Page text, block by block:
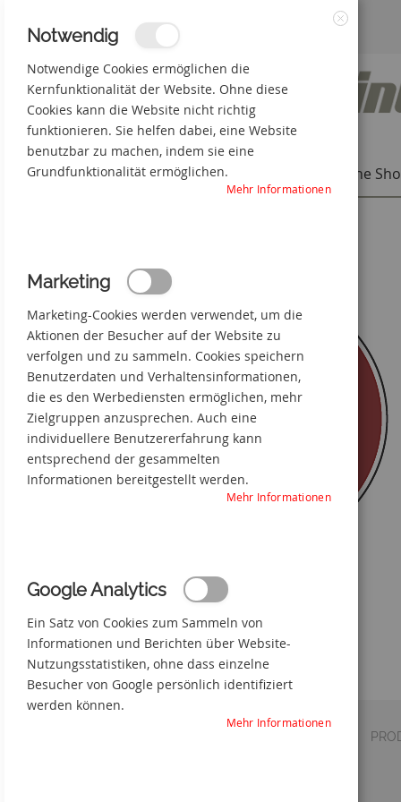
Inhalt
springen
3% Online-Rabatt +49(0) 50 66 98 09-0
Individuelle Produkte Online
Ende
Bildgalerie
springen
Nicht schalten, Gefahr vorhanden
Zum
Anfang
der
Bildgalerie
springen
Notwendig
Notwendige Cookies ermöglichen die
Kernfunktionalität der Website. Ohne diese
Cookies kann die Website nicht richtig
funktionieren. Sie helfen dabei, eine Website
benutzbar zu machen, indem sie eine
Grundfunktionalität ermöglichen.
Mehr Informationen
Marketing
Marketing-Cookies werden verwendet, um die
Aktionen der Besucher auf der Website zu
verfolgen und zu sammeln. Cookies speichern
Benutzerdaten und Verhaltensinformationen,
die es den Werbediensten ermöglichen, mehr
Zielgruppen anzusprechen. Auch eine
individuellere Benutzererfahrung kann
entsprechend der gesammelten
Informationen bereitgestellt werden.
Mehr Informationen
Google Analytics
Ein Satz von Cookies zum Sammeln von
Informationen und Berichten über Website-
Nutzungsstatistiken, ohne dass einzelne
Besucher von Google persönlich identifiziert
werden können.
Mehr Informationen